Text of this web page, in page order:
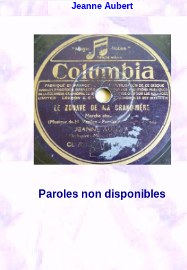
Jeanne Aubert
Paroles non disponibles